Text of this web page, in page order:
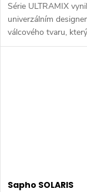
Série ULTRAMIX
univerzálním
válcového tvaru,
doplněn decentní
Sapho SOLARIS